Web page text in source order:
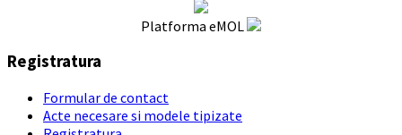
Platforma eMOL
Registratura
Formular de contact
Acte necesare si modele tipizate